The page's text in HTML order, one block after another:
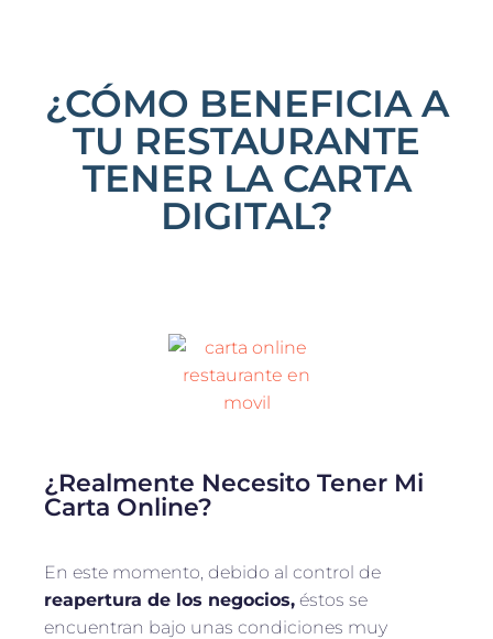
¿CÓMO BENEFICIA A
TU RESTAURANTE
TENER LA CARTA
DIGITAL?
¿Realmente Necesito Tener Mi
Carta Online?
En este momento, debido al control de
reapertura de los negocios, éstos se
encuentran bajo unas condiciones muy